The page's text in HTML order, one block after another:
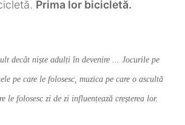
Prima lor bicicletă.
decât niște adulți în devenire ... Jocurile pe
pe care le folosesc, muzica pe care o ascultă
le folosesc zi de zi influențează creșterea lor.